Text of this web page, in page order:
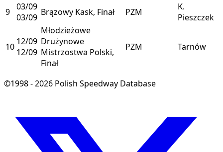
9 03/09
03/09 Brązowy Kask, Finał PZM
K.
Pieszczek
10 12/09
12/09
Młodzieżowe
Drużynowe
Mistrzostwa Polski,
Finał
PZM Tarnów
©1998 - 2026 Polish Speedway Database